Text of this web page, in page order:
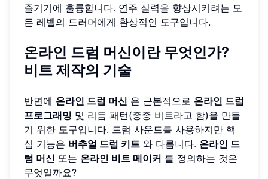
즐기기에 훌륭합니다. 연주 실력을 향상시키려는 모
든 레벨의 드러머에게 환상적인 도구입니다.
온라인 드럼 머신이란 무엇인가?
비트 제작의 기술
반면에 온라인 드럼 머신 은 근본적으로 온라인 드럼
프로그래밍 및 리듬 패턴(종종 비트라고 함)을 만들
기 위한 도구입니다. 드럼 사운드를 사용하지만 핵
심 기능은 버추얼 드럼 키트 와 다릅니다. 온라인 드
럼 머신 또는 온라인 비트 메이커 를 정의하는 것은
무엇일까요?